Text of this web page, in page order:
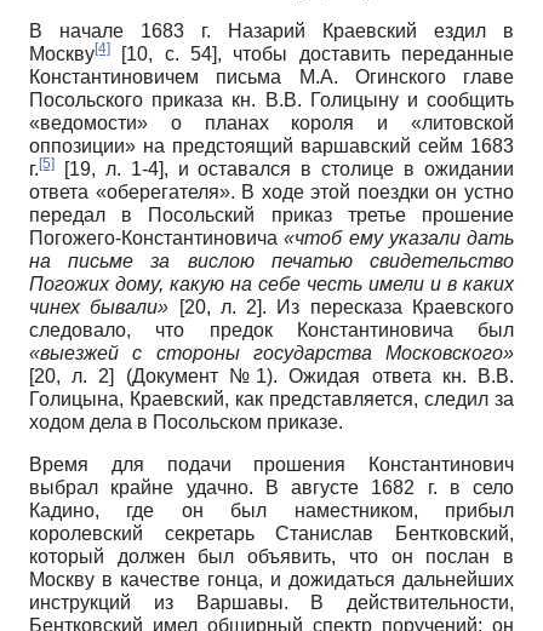
В начале 1683 г. Назарий Краевский ездил в
Москву[4] [10, с. 54], чтобы доставить переданные
Константиновичем письма М.А. Огинского главе
Посольского приказа кн. В.В. Голицыну и сообщить
«ведомости» о планах короля и «литовской
оппозиции» на предстоящий варшавский сейм 1683
г.[5]
[19, л. 1-4], и оставался в столице в ожидании
ответа «оберегателя». В ходе этой поездки он устно
передал в Посольский приказ третье прошение
Погожего-Константиновича«чтоб ему указали дать
на письме за вислою печатью свидетельство
Погожих дому, какую на себе честь имели и в каких
чинех бывали» [20, л. 2]. Из пересказа Краевского
следовало, что предок Константиновича был
«выезжей с стороны государства Московского»
[20, л. 2] (Документ №1). Ожидая ответа кн. В.В.
Голицына, Краевский, как представляется, следил за
ходом дела в Посольском приказе.
Время для подачи прошения Константинович
выбрал крайне удачно. В августе 1682 г. в село
Кадино, где он был наместником, прибыл
королевский секретарь Станислав Бентковский,
который должен был объявить, что он послан в
Москву в качестве гонца, и дожидаться дальнейших
инструкций из Варшавы. В действительности,
Бентковский имел обширный спектр поручений: он